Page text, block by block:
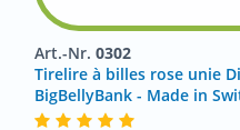
Art.-Nr. 0302
Tirelire à billes rose unie
BigBellyBank - Made in